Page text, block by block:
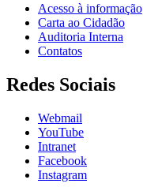
Acesso à informação
Carta ao Cidadão
Auditoria Interna
Contatos
Redes Sociais
Webmail
YouTube
Intranet
Facebook
Instagram